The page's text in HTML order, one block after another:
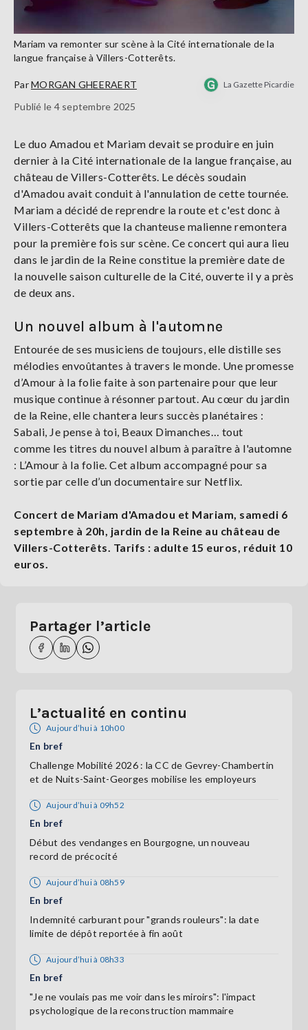
Mariam va remonter sur scène à la Cité internationale de la
langue française à Villers-Cotterêts.
ParMORGAN GHEERAERT La Gazette Picardie
Publié le 4 septembre 2025
Le duo Amadou et Mariam devait se produire en juin
dernier à la Cité internationale de la langue française, au
château de Villers-Cotterêts. Le décès soudain
d'Amadou avait conduit à l'annulation de cette tournée.
Mariam a décidé de reprendre la route et c'est donc à
Villers-Cotterêts que la chanteuse malienne remontera
pour la première fois sur scène. Ce concert qui aura lieu
dans le jardin de la Reine constitue la première date de
la nouvelle saison culturelle de la Cité, ouverte il y a près
de deux ans.
Un nouvel album à l'automne
Entourée de ses musiciens de toujours, elle distille ses
mélodies envoûtantes à travers le monde. Une promesse
d’Amour à la folie faite à son partenaire pour que leur
musique continue à résonner partout. Au cœur du jardin
de la Reine, elle chantera leurs succès planétaires :
Sabali, Je pense à toi, Beaux Dimanches… tout
comme les titres du nouvel album à paraître à l'automne
: L’Amour à la folie. Cet album accompagné pour sa
sortie par celle d’un documentaire sur Netflix.
Concert de Mariam d'Amadou et Mariam, samedi 6
septembre à 20h, jardin de la Reine au château de
Villers-Cotterêts. Tarifs : adulte 15 euros, réduit 10
euros.
Partager l’article
L’actualité en continu
Aujourd’hui à 10h00
En bref
Challenge Mobilité 2026 : la CC de Gevrey-Chambertin
et de Nuits-Saint-Georges mobilise les employeurs
Aujourd’hui à 09h52
En bref
Début des vendanges en Bourgogne, un nouveau
record de précocité
Aujourd’hui à 08h59
En bref
Indemnité carburant pour "grands rouleurs": la date
limite de dépôt reportée à fin août
Aujourd’hui à 08h33
En bref
"Je ne voulais pas me voir dans les miroirs": l'impact
psychologique de la reconstruction mammaire